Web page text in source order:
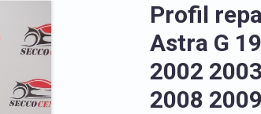
Profil
Astra G
2002
2008